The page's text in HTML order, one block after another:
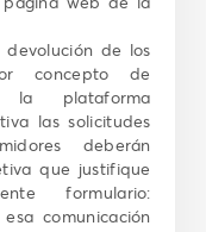
de los
concepto de
plataforma
las solicitudes
deberán
que justifique
formulario:
comunicación